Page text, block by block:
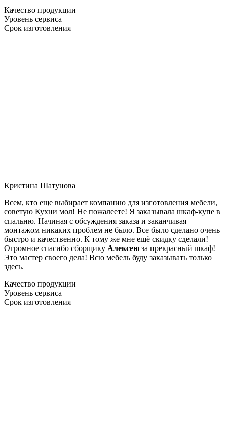
Качество продукции
Уровень сервиса
Срок изготовления
Кристина Шатунова
Всем, кто еще выбирает компанию для изготовления мебели,
советую Кухни мол! Не пожалеете! Я заказывала шкаф-купе в
спальню. Начиная с обсуждения заказа и заканчивая
монтажом никаких проблем не было. Все было сделано очень
быстро и качественно. К тому же мне ещё скидку сделали!
Огромное спасибо сборщику Алексею за прекрасный шкаф!
Это мастер своего дела! Всю мебель буду заказывать только
здесь.
Качество продукции
Уровень сервиса
Срок изготовления